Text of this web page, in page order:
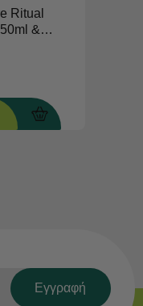
Ritual
&
Εγγραφή